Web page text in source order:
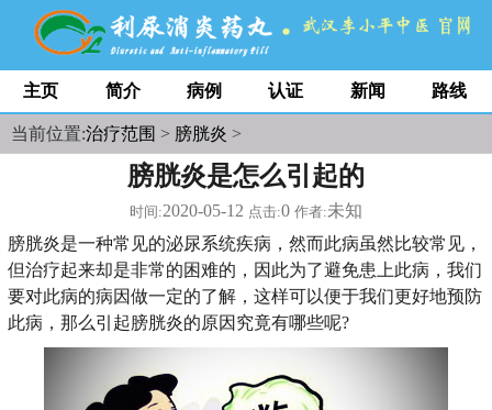
主页 简介 病例 认证 新闻 路线
当前位置:治疗范围 > 膀胱炎 >
膀胱炎是怎么引起的
时间:2020-05-12 点击:0 作者:未知
膀胱炎是一种常见的泌尿系统疾病，然而此病虽然比较常见，
但治疗起来却是非常的困难的，因此为了避免患上此病，我们
要对此病的病因做一定的了解，这样可以便于我们更好地预防
此病，那么引起膀胱炎的原因究竟有哪些呢?